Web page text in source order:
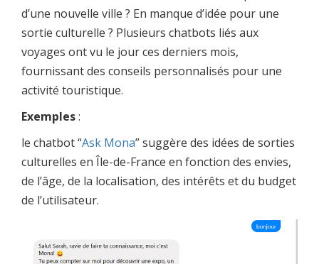
d’une nouvelle ville ? En manque d’idée pour une
sortie culturelle ? Plusieurs chatbots liés aux
voyages ont vu le jour ces derniers mois,
fournissant des conseils personnalisés pour une
activité touristique.
Exemples:
le chatbot “Ask Mona” suggère des idées de sorties
culturelles en Île-de-France en fonction des envies,
de l’âge, de la localisation, des intérêts et du budget
de l’utilisateur.